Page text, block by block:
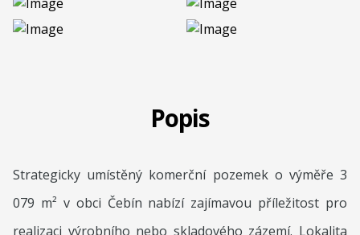
Popis
Strategicky umístěný komerční pozemek o výměře 3
079 m² v obci Čebín nabízí zajímavou příležitost pro
realizaci výrobního nebo skladového zázemí. Lokalita